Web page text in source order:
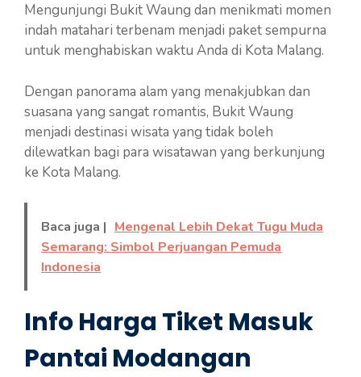
Mengunjungi Bukit Waung dan menikmati momen
indah matahari terbenam menjadi paket sempurna
untuk menghabiskan waktu Anda di Kota Malang.
Dengan panorama alam yang menakjubkan dan
suasana yang sangat romantis, Bukit Waung
menjadi destinasi wisata yang tidak boleh
dilewatkan bagi para wisatawan yang berkunjung
ke Kota Malang.
Baca juga | Mengenal Lebih Dekat Tugu Muda
Semarang: Simbol Perjuangan Pemuda
Indonesia
Info Harga Tiket Masuk
Pantai Modangan